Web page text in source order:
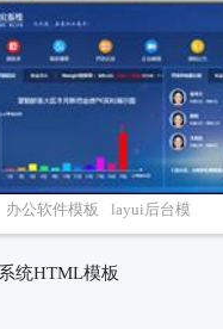
办公软件模板
layui后台模
统HTML模板